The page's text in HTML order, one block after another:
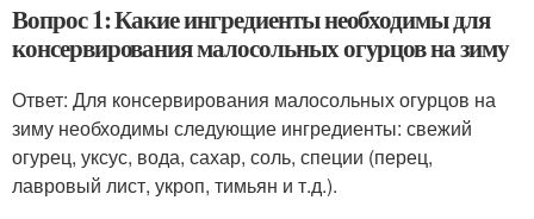
Вопрос 1: Какие ингредиенты необходимы для
консервирования малосольных огурцов на зиму
Ответ: Для консервирования малосольных огурцов на
зиму необходимы следующие ингредиенты: свежий
огурец, уксус, вода, сахар, соль, специи (перец,
лавровый лист, укроп, тимьян и т.д.).